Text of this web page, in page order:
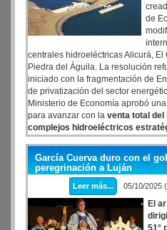
de
centrales hidroeléctricas Alicurá,
Piedra del Águila. La resolución
iniciado con la fragmentación de
de privatización del sector
Ministerio de Economía aprobó
para avanzar con la venta total del
complejos hidroeléctricos
Cerros Colorados y Piedra del
el Boletin Oficial a traves de la
García Cuerva duro con el
peregrinación a Luján
Leer más... 05/10/
El
51°